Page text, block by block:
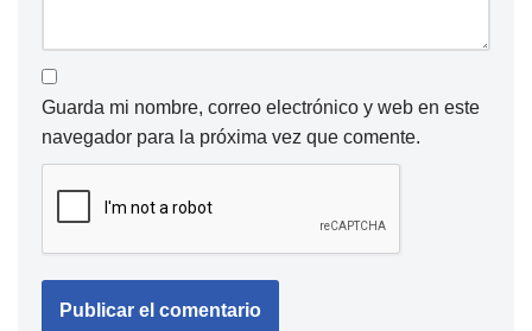
Guarda mi nombre, correo electrónico y web en este
navegador para la próxima vez que comente.